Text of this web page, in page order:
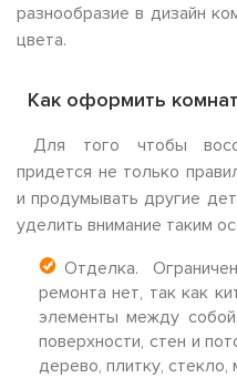
разнообразие в дизайн
цвета.
Как оформить
Для того чтобы
придется не только
и продумывать другие
уделить внимание таким
Отделка.
ремонта нет, так как
элементы между
поверхности, стен и
дерево, плитку,